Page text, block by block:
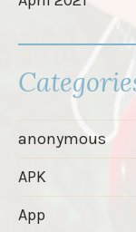
anonymous
APK
App